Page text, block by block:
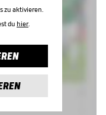
zu aktivieren.
du hier.